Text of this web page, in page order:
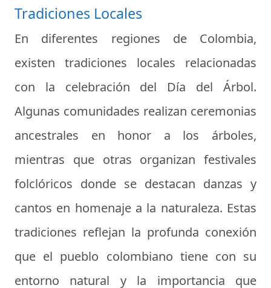
Tradiciones Locales
En diferentes regiones de Colombia,
existen tradiciones locales relacionadas
con la celebración del Día del Árbol.
Algunas comunidades realizan ceremonias
ancestrales en honor a los árboles,
mientras que otras organizan festivales
folclóricos donde se destacan danzas y
cantos en homenaje a la naturaleza. Estas
tradiciones reflejan la profunda conexión
que el pueblo colombiano tiene con su
entorno natural y la importancia que